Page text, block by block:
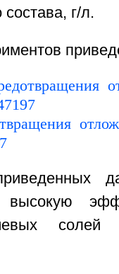
г/л.